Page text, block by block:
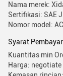
Nama merek:
Sertifikasi: SAE
Nomor model:
Syarat
Kuantitas min
Harga: negotiate